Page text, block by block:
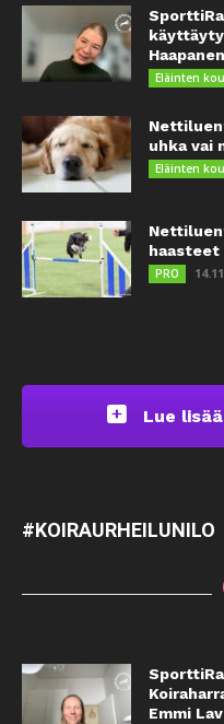
Eläinten
uhka vai
Eläinten
haasteet
PRO
Lue
#KOIRAURHEILUNILO
Emmi